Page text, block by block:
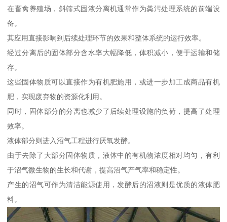
在畜禽养殖场，斜筛式固液分离机通常作为粪污处理系统的前端设
备。
其应用直接影响到后续处理环节的效果和整体系统的运行效率。
经过分离后的固体部分含水率大幅降低，体积减小，便于运输和储
存。
这些固体物质可以直接作为有机肥施用，或进一步加工成商品有机
肥，实现废弃物的资源化利用。
同时，固体部分的分离也减少了后续处理设施的负荷，提高了处理
效率。
液体部分则进入沼气工程进行厌氧发酵。
由于去除了大部分固体物质，液体中的有机物浓度相对均匀，有利
于沼气微生物的生长和代谢，提高沼气产气率和稳定性。
产生的沼气可作为清洁能源使用，发酵后的沼液则是优质的液体肥
料。